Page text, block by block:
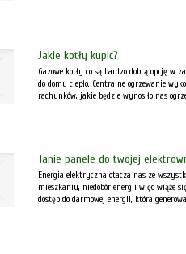
Jakie kotły kupić?
Gazowe kotły co są bardzo dobrą opcję w
do domu ciepło. Centralne ogrzewanie
rachunków, jakie będzie wynosiło nas
Tanie panele do twojej
Energia elektryczna otacza nas ze
mieszkaniu, niedobór energii więc wiąże
dostęp do darmowej energii, która